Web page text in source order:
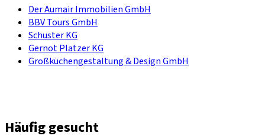
Der Aumair Immobilien GmbH
BBV Tours GmbH
Schuster KG
Gernot Platzer KG
Großküchengestaltung & Design GmbH
Häufig gesucht